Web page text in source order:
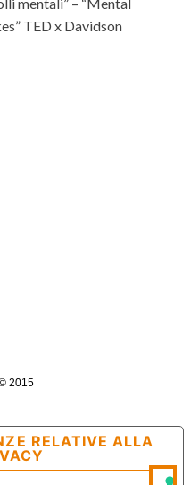
mentali” – “Mental
TED x Davidson
2015
RELATIVE ALLA